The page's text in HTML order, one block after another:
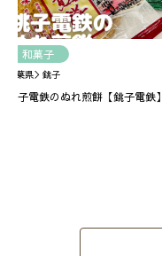
和菓子
千葉県＞銚子
銚子電鉄のぬれ煎餅【銚子電鉄】